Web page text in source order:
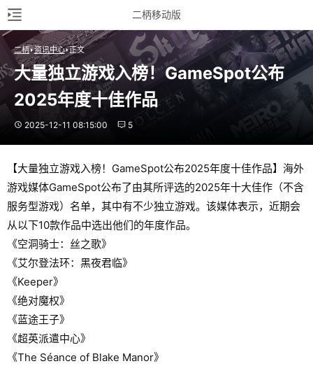
二柄移动版
二柄 资讯中心 正文
大量独立游戏入榜！GameSpot公布
2025年度十佳作品
2025-12-11 08:15:00 5
【大量独立游戏入榜！GameSpot公布2025年度十佳作品】海外
游戏媒体GameSpot公布了由其所评选的2025年十大佳作（不含
服务型游戏）名单，其中有不少独立游戏。该媒体表示，近期会
从以下10款作品中选出他们的年度作品。
《空洞骑士：丝之歌》
《艾尔登法环：黑夜君临》
《Keeper》
《绝对魔权》
《蓝途王子》
《超英派遣中心》
《The Séance of Blake Manor》